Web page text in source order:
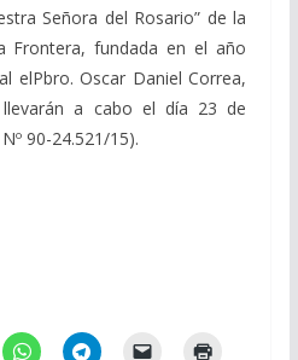
Señora del Rosario” de la
Frontera, fundada en el año
elPbro. Oscar Daniel Correa,
a cabo el día 23 de
90-24.521/15).